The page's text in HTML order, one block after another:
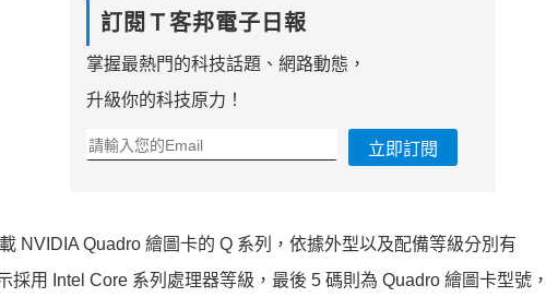
訂閱Ｔ客邦電子日報
掌握最熱門的科技話題、網路動態，
升級你的科技原力！
立即訂閱
NVIDIA Quadro 繪圖卡的 Q 系列，依據外型以及配備等級分別有
用 Intel Core 系列處理器等級，最後 5 碼則為 Quadro 繪圖卡型號，